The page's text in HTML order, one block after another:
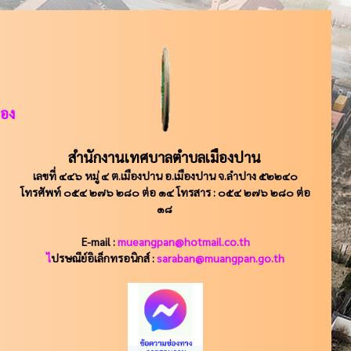
ง
สำนักงานเทศบาลตำบลเมืองปาน
เลขที่ ๔๔๖ หมู่ ๔ ต.เมืองปาน อ.เมืองปาน จ.ลำปาง ๕๒๒๔๐
โทรศัพท์ ๐๕๔ ๒๗๖ ๒๘๐ ต่อ ๑๔ โทรสาร : ๐๕๔ ๒๗๖ ๒๘๐ ต่อ
๑๘
E-mail :mueangpan@hotmail.co.th
ไปรษณีย์อิเล็กทรอนิกส์ :saraban@muangpan.go.th